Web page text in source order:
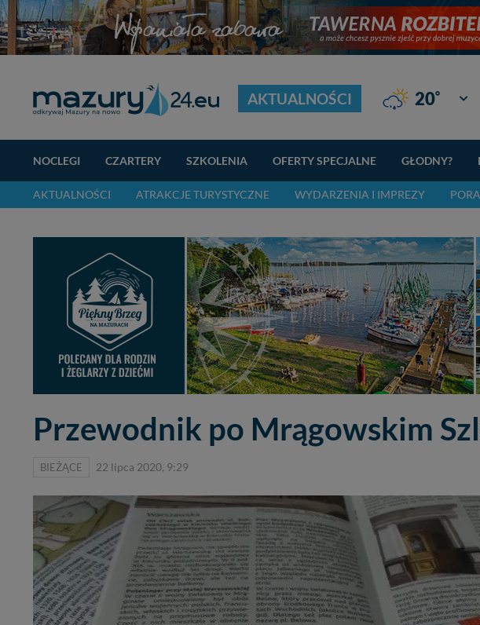
AKTUALNOŚCI 20°
NOCLEGI CZARTERY SZKOLENIA OFERTY SPECJALNE GŁODNY?
AKTUALNOŚCI ATRAKCJE TURYSTYCZNE WYDARZENIA I IMPREZY
Przewodnik po Mrągowskim
BIEŻĄCE 22 lipca 2020, 9:29